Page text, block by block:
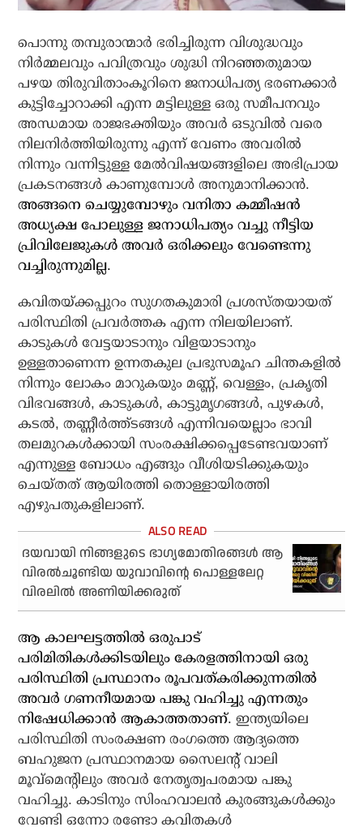
പൊന്നു തമ്പുരാന്മാര്‍ ഭരിച്ചിരുന്ന വിശുദ്ധവും
നിര്‍മ്മലവും പവിത്രവും ശുദ്ധി നിറഞ്ഞതുമായ
പഴയ തിരുവിതാംകൂറിനെ ജനാധിപത്യ ഭരണക്കാര്‍
കുട്ടിച്ചോറാക്കി എന്ന മട്ടിലുള്ള ഒരു സമീപനവും
അന്ധമായ രാജഭക്തിയും അവര്‍ ഒടുവില്‍ വരെ
നിലനിര്‍ത്തിയിരുന്നു എന്ന് വേണം അവരില്‍
നിന്നും വന്നിട്ടുള്ള മേല്‍വിഷയങ്ങളിലെ അഭിപ്രായ
പ്രകടനങ്ങള്‍ കാണുമ്പോള്‍ അനുമാനിക്കാന്‍.
അങ്ങനെ ചെയ്യുമ്പോഴും വനിതാ കമ്മീഷന്‍
അധ്യക്ഷ പോലുള്ള ജനാധിപത്യം വച്ചു നീട്ടിയ
പ്രിവിലേജുകള്‍ അവര്‍ ഒരിക്കലും വേണ്ടെന്നു
വച്ചിരുന്നുമില്ല.
കവിതയ്ക്കപ്പുറം സുഗതകുമാരി പ്രശസ്തയായത്
പരിസ്ഥിതി പ്രവര്‍ത്തക എന്ന നിലയിലാണ്.
കാടുകള്‍ വേട്ടയാടാനും വിളയാടാനും
ഉള്ളതാണെന്ന ഉന്നതകുല പ്രഭുസമൂഹ ചിന്തകളില്‍
നിന്നും ലോകം മാറുകയും മണ്ണ്, വെള്ളം, പ്രകൃതി
വിഭവങ്ങള്‍, കാടുകള്‍, കാട്ടുമൃഗങ്ങള്‍, പുഴകള്‍,
കടല്‍, തണ്ണീര്‍ത്ത്ടങ്ങള്‍ എന്നിവയെല്ലാം ഭാവി
തലമുറകള്‍ക്കായി സംരക്ഷിക്കപ്പെടേണ്ടവയാണ്
എന്നുള്ള ബോധം എങ്ങും വീശിയടിക്കുകയും
ചെയ്തത് ആയിരത്തി തൊള്ളായിരത്തി
എഴുപതുകളിലാണ്.
ദയവായി നിങ്ങളുടെ ഭാഗ്യമോതിരങ്ങള്‍ ആ
വിരല്‍ചൂണ്ടിയ യുവാവിന്റെ പൊള്ളലേറ്റ
വിരലില്‍ അണിയിക്കരുത്
ആ കാലഘട്ടത്തില്‍ ഒരുപാട്
പരിമിതികള്‍ക്കിടയിലും കേരളത്തിനായി ഒരു
പരിസ്ഥിതി പ്രസ്ഥാനം രൂപവത്കരിക്കുന്നതില്‍
അവര്‍ ഗണനീയമായ പങ്കു വഹിച്ചു എന്നതും
നിഷേധിക്കാന്‍ ആകാത്തതാണ്. ഇന്ത്യയിലെ
പരിസ്ഥിതി സംരക്ഷണ രംഗത്തെ ആദ്യത്തെ
ബഹുജന പ്രസ്ഥാനമായ സൈലന്റ് വാലി
മൂവ്‌മെന്റിലും അവര്‍ നേതൃത്വപരമായ പങ്കു
വഹിച്ചു. കാടിനും സിംഹവാലന്‍ കുരങ്ങുകള്‍ക്കും
വേണ്ടി ഒന്നോ രണ്ടോ കവിതകള്‍